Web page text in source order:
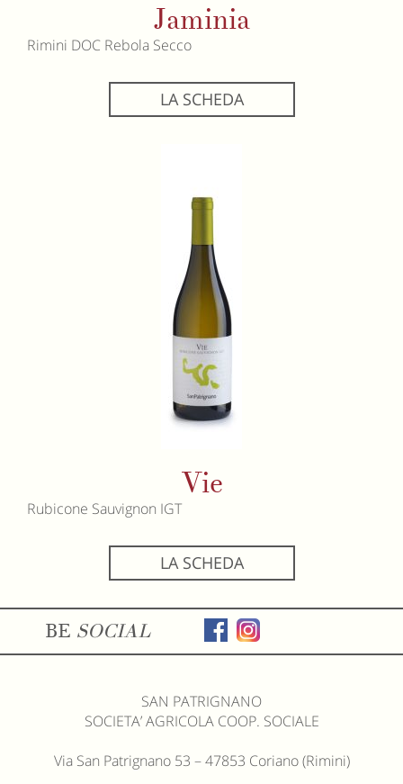
Jaminia
Rimini DOC Rebola Secco
LA SCHEDA
Vie
Rubicone Sauvignon IGT
LA SCHEDA
BE SOCIAL
SAN PATRIGNANO
SOCIETA’ AGRICOLA COOP. SOCIALE
Via San Patrignano 53 – 47853 Coriano (Rimini)